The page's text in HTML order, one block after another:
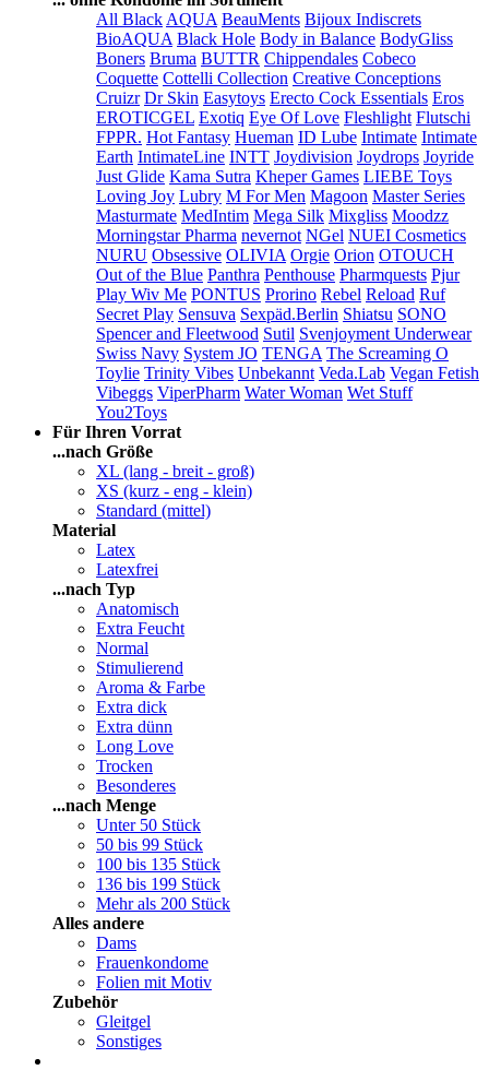
All Black AQUA BeauMents Bijoux Indiscrets
BioAQUA Black Hole Body in Balance BodyGliss
Boners Bruma BUTTR Chippendales Cobeco
Coquette Cottelli Collection Creative Conceptions
Cruizr Dr Skin Easytoys Erecto Cock Essentials Eros
EROTICGEL Exotiq Eye Of Love Fleshlight Flutschi
FPPR. Hot Fantasy Hueman ID Lube Intimate Intimate
Earth IntimateLine INTT Joydivision Joydrops Joyride
Just Glide Kama Sutra Kheper Games LIEBE Toys
Loving Joy Lubry M For Men Magoon Master Series
Masturmate MedIntim Mega Silk Mixgliss Moodzz
Morningstar Pharma nevernot NGel NUEI Cosmetics
NURU Obsessive OLIVIA Orgie Orion OTOUCH
Out of the Blue Panthra Penthouse Pharmquests Pjur
Play Wiv Me PONTUS Prorino Rebel Reload Ruf
Secret Play Sensuva Sexpäd.Berlin Shiatsu SONO
Spencer and Fleetwood Sutil Svenjoyment Underwear
Swiss Navy System JO TENGA The Screaming O
Toylie Trinity Vibes Unbekannt Veda.Lab Vegan Fetish
Vibeggs ViperPharm Water Woman Wet Stuff
You2Toys
Für Ihren Vorrat
...nach Größe
XL (lang - breit - groß)
XS (kurz - eng - klein)
Standard (mittel)
Material
Latex
Latexfrei
...nach Typ
Anatomisch
Extra Feucht
Normal
Stimulierend
Aroma & Farbe
Extra dick
Extra dünn
Long Love
Trocken
Besonderes
...nach Menge
Unter 50 Stück
50 bis 99 Stück
100 bis 135 Stück
136 bis 199 Stück
Mehr als 200 Stück
Alles andere
Dams
Frauenkondome
Folien mit Motiv
Zubehör
Gleitgel
Sonstiges